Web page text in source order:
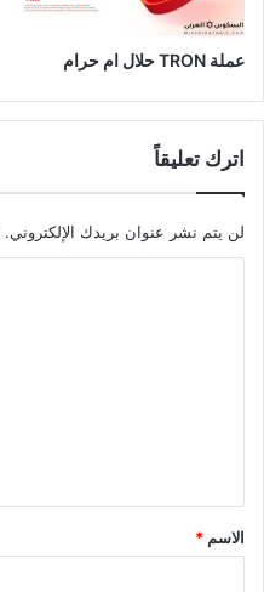
عملة TRON حلال ام حرام​
اترك تعليقاً
لن يتم نشر عنوان بريدك الإلكتروني.
*
الاسم *